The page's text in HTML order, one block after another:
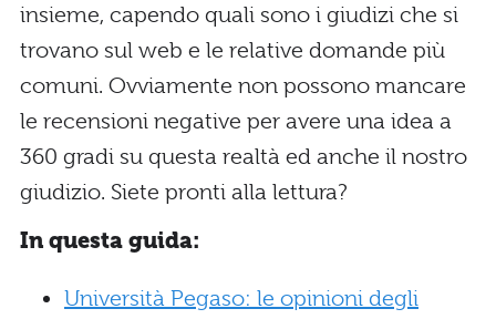
insieme, capendo quali sono i giudizi che si
trovano sul web e le relative domande più
comuni. Ovviamente non possono mancare
le recensioni negative per avere una idea a
360 gradi su questa realtà ed anche il nostro
giudizio. Siete pronti alla lettura?
In questa guida:
Università Pegaso: le opinioni degli